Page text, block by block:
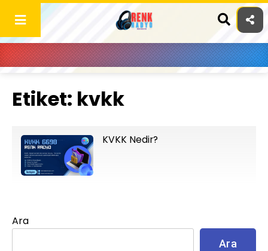
content
Etiket: kvkk
KVKK Nedir?
Ara
Ara